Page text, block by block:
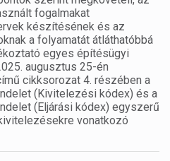
fogalmakat
készítésének és az
a folyamatát átláthatóbbá
egyes építésügyi
augusztus 25-én
cikksorozat 4. részében a
(Kivitelezési kódex) és a
(Eljárási kódex) egyszerű
vonatkozó